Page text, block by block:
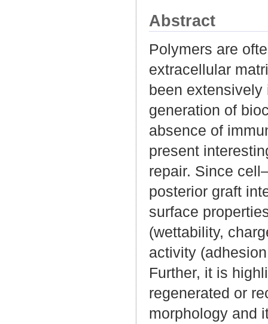
Abstract
Polymers are
extracellular
been
generation of
absence of
present
repair. Since
posterior graft
surface
(wettability,
activity
Further, it is
regenerated or
morphology and